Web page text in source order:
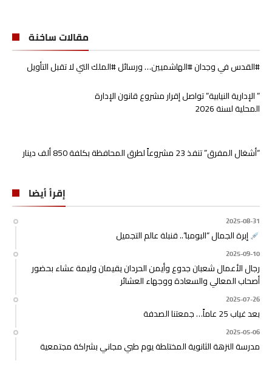
مقالات ساخنة
#القدس في وجدان #الهاشميين… ورسائل #الملك التي لا تقبل التأويل
” الإدارية النيابية” تواصل إقرار مشروع قانون الإدارة
المحلية لسنة 2026
“أشغال المفرق” تنفذ 23 مشروعاً لطرق المحافظة بكلفة 850 ألف دينار
إقرأ أيضا
2025-08-31
إبرة الجمال “البومبا”.. قنبلة عالم التجميل
2025-09-10
رجال الأعمال شعبان جدوع وأيمن الحردان يقيمان وليمة عشاء بحضور
أصحاب المعالي والسعادة ووجهاء العشائر
2025-07-26
بعد غياب 25 عاماً… جمعتنا الصدفة
2025-05-06
مدرسة النزهة الثانوية المختلطة يوم طبي مجاني بشراكة مجتمعية